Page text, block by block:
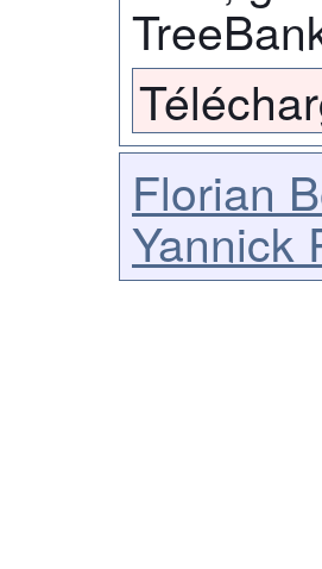
Florian
Yannick